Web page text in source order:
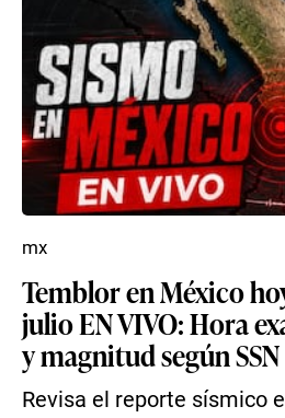
Temblor en México
julio EN VIVO: Hora
y magnitud según SSN
Revisa el reporte sísmico
mx